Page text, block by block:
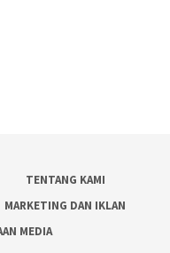
TENTANG KAMI
MARKETING DAN IKLAN
MEDIA